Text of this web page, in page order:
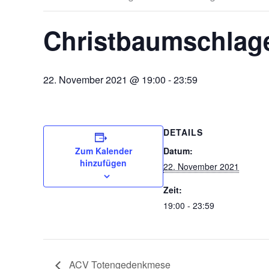
22. November 2021 @ 19:00 -23:59
Zum Kalender
hinzufügen
DETAILS
Datum:
22. November 2021
Zeit:
19:00 - 23:59
ACV Totengedenkmese